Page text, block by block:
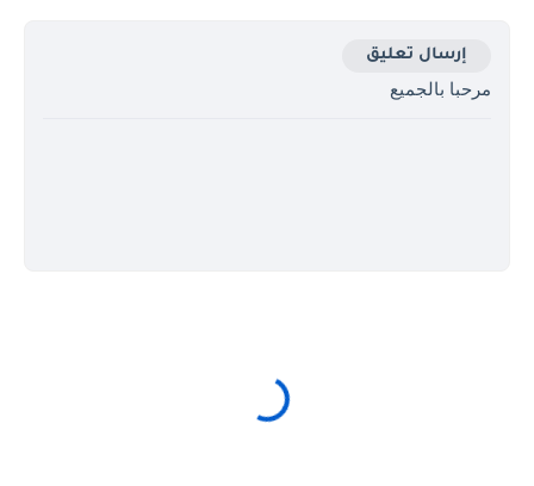
إرسال تعليق
مرحبا بالجميع